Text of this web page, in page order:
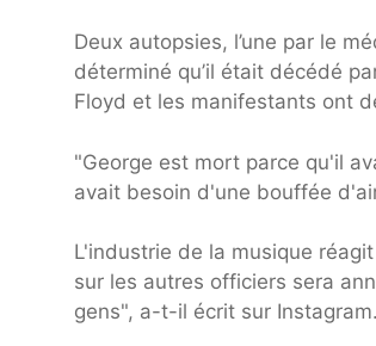
Deux autopsies, l’une par le
déterminé qu’il était décédé
Floyd et les manifestants ont
"George est mort parce qu'il
avait besoin d'une bouffée
L'industrie de la musique
sur les autres officiers sera
gens", a-t-il écrit sur Instagram.